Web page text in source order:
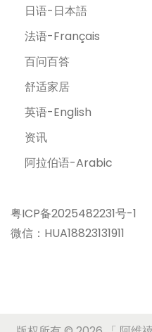
日语-日本語
法语-Français
百问百答
舒适家居
英语-English
资讯
阿拉伯语-Arabic
粤ICP备2025482231号-1
微信：HUA18823131911